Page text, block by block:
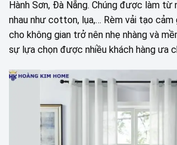
Hành Sơn, Đà Nẵng. Chúng được làm từ
nhau như cotton, lụa,… Rèm vải tạo cảm
cho không gian trở nên nhẹ nhàng và
sự lựa chọn được nhiều khách hàng ưa